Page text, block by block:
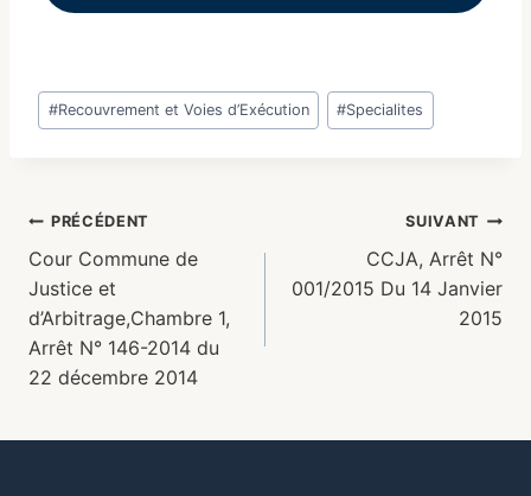
#Recouvrement et Voies d’Exécution #Specialites
PRÉCÉDENT
Cour Commune de
Justice et
d’Arbitrage,Chambre 1,
Arrêt N° 146-2014 du
22 décembre 2014
SUIVANT
CCJA, Arrêt N°
001/2015 Du 14 Janvier
2015